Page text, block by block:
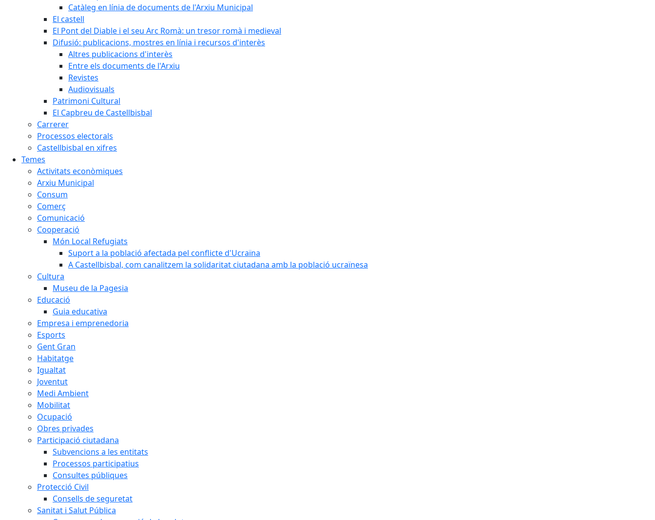
Catàleg en línia de documents de l'Arxiu Municipal
El castell
El Pont del Diable i el seu Arc Romà: un tresor romà i medieval
Difusió: publicacions, mostres en línia i recursos d'interès
Altres publicacions d'interès
Entre els documents de l'Arxiu
Revistes
Audiovisuals
Patrimoni Cultural
El Capbreu de Castellbisbal
Carrerer
Processos electorals
Castellbisbal en xifres
Temes
Activitats econòmiques
Arxiu Municipal
Consum
Comerç
Comunicació
Cooperació
Món Local Refugiats
Suport a la població afectada pel conflicte d'Ucraïna
A Castellbisbal, com canalitzem la solidaritat ciutadana amb la població ucraïnesa
Cultura
Museu de la Pagesia
Educació
Guia educativa
Empresa i emprenedoria
Esports
Gent Gran
Habitatge
Igualtat
Joventut
Medi Ambient
Mobilitat
Ocupació
Obres privades
Participació ciutadana
Subvencions a les entitats
Processos participatius
Consultes públiques
Protecció Civil
Consells de seguretat
Sanitat i Salut Pública